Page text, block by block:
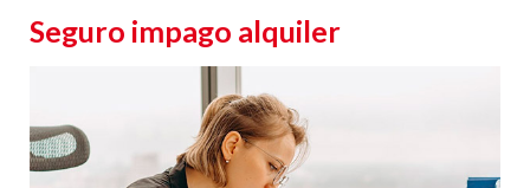
Seguro impago alquiler